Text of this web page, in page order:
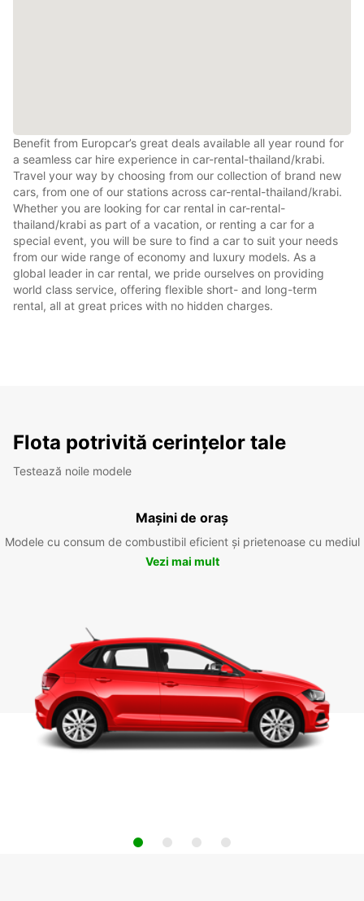
Benefit from Europcar’s great deals available all year round for
a seamless car hire experience in car-rental-thailand/krabi.
Travel your way by choosing from our collection of brand new
cars, from one of our stations across car-rental-thailand/krabi.
Whether you are looking for car rental in car-rental-
thailand/krabi as part of a vacation, or renting a car for a
special event, you will be sure to find a car to suit your needs
from our wide range of economy and luxury models. As a
global leader in car rental, we pride ourselves on providing
world class service, offering flexible short- and long-term
rental, all at great prices with no hidden charges.
Flota potrivită cerințelor tale
Testează noile modele
Mașini de oraș
Modele cu consum de combustibil eficient și prietenoase cu mediul
Vezi mai mult